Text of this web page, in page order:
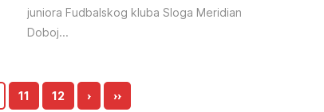
juniora Fudbalskog kluba Sloga Meridian
Doboj...
11 12 › ››